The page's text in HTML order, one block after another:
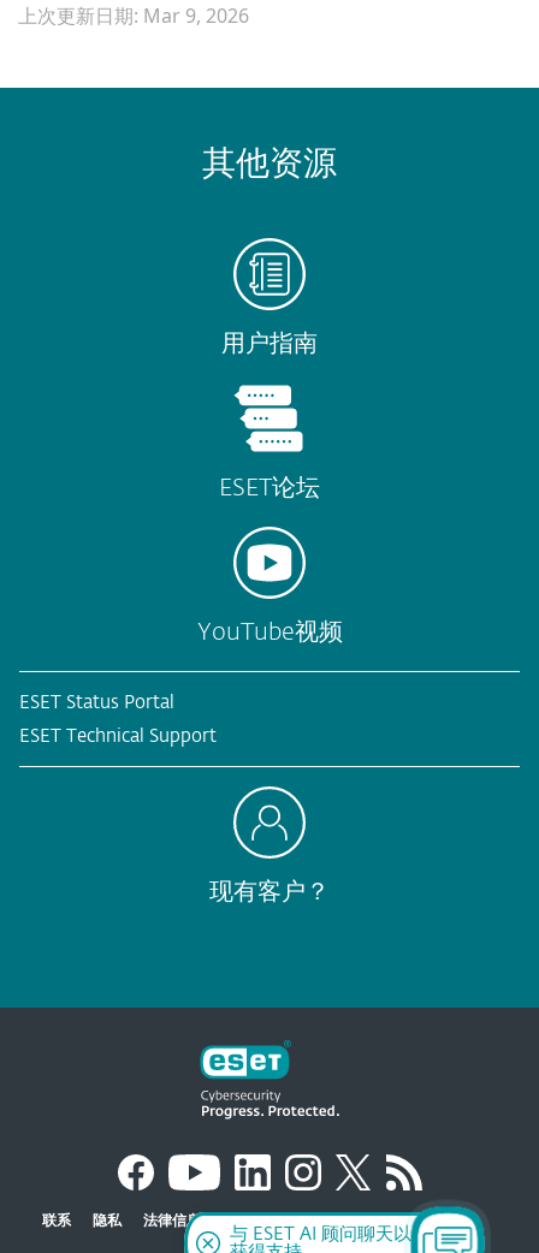
上次更新日期: Mar 9, 2026
其他资源
用户指南
ESET论坛
YouTube视频
ESET Status Portal
ESET Technical Support
现有客户？
联系 隐私 法律信息 报告的漏洞 网站地图 管理 Cookie
与 ESET AI 顾问聊天以